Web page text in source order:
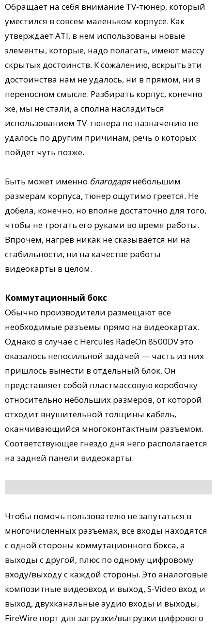
Обращает на себя внимание TV-тюнер, который
уместился в совсем маленьком корпусе. Как
утверждает ATI, в нем использованы новые
элементы, которые, надо полагать, имеют массу
скрытых достоинств. К сожалению, вскрыть эти
достоинства нам не удалось, ни в прямом, ни в
переносном смысле. Разбирать корпус, конечно
же, мы не стали, а сполна насладиться
использованием TV-тюнера по назначению не
удалось по другим причинам, речь о которых
пойдет чуть позже.
Быть может именно благодарянебольшим
размерам корпуса, тюнер ощутимо греется. Не
добела, конечно, но вполне достаточно для того,
чтобы не трогать его руками во время работы.
Впрочем, нагрев никак не сказывается ни на
стабильности, ни на качестве работы
видеокарты в целом.
Коммутационный бокс
Обычно производители размещают все
необходимые разъемы прямо на видеокартах.
Однако в случае с Hercules RadeOn 8500DV это
оказалось непосильной задачей — часть из них
пришлось вынести в отдельный блок. Он
представляет собой пластмассовую коробочку
относительно небольших размеров, от которой
отходит внушительной толщины кабель,
оканчивающийся многоконтактным разъемом.
Соответствующее гнездо дня него располагается
на задней панели видеокарты.
Чтобы помочь пользователю не запутаться в
многочисленных разъемах, все входы находятся
с одной стороны коммутационного бокса, а
выходы с другой, плюс по одному цифровому
входу/выходу с каждой стороны. Это аналоговые
композитные видеовход и выход, S-Video вход и
выход, двухканальные аудио входы и выходы,
FireWire порт для загрузки/выгрузки цифрового